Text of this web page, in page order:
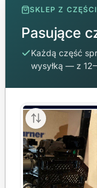
SKLEP Z
Pasujące
Każdą część
wysyłką — z